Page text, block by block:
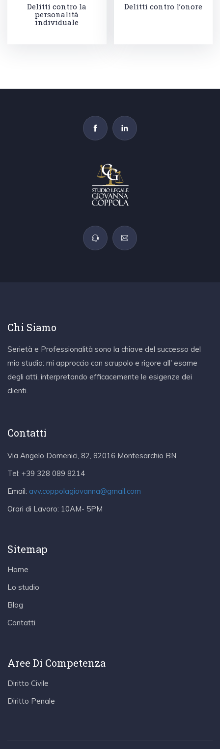
Delitti contro la
personalità
individuale
Delitti contro l’onore
Chi Siamo
Serietà e Professionalità sono la chiave del successo del
mio studio: mi approccio con scrupolo e rigore all' esame
degli atti, interpretando efficacemente le esigenze dei
clienti.
Contatti
Via Angelo Domenici, 82, 82016 Montesarchio BN
Tel: +39 328 089 8214
Email: avv.coppolagiovanna@gmail.com
Orari di Lavoro: 10AM- 5PM
Sitemap
Home
Lo studio
Blog
Contatti
Aree Di Competenza
Diritto Civile
Diritto Penale